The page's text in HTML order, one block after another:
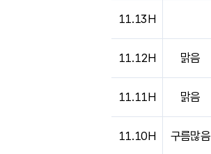
11.13H
11.12H 맑음
11.11H 맑음
11.10H 구름많음